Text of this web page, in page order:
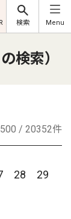
検索 Menu
検索）
/ 20352件
28
29